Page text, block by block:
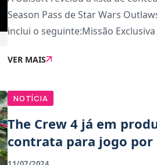
Season Pass de Star Wars
inclui o seguinte:Missão Exclusiva
NixStory Pack 1: Star Wars
VER MAIS
NOTÍCIA
The Crew 4 já em
contrata para jogo por